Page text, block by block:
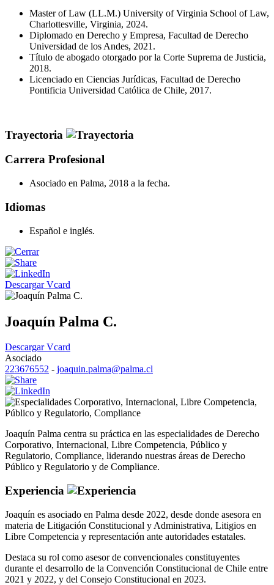
Master of Law (LL.M.) University of Virginia School of Law,
Charlottesville, Virginia, 2024.
Diplomado en Derecho y Empresa, Facultad de Derecho
Universidad de los Andes, 2021.
Título de abogado otorgado por la Corte Suprema de Justicia,
2018.
Licenciado en Ciencias Jurídicas, Facultad de Derecho
Pontificia Universidad Católica de Chile, 2017.
Trayectoria
Carrera Profesional
Asociado en Palma, 2018 a la fecha.
Idiomas
Español e inglés.
Descargar Vcard
Joaquín Palma C.
Descargar Vcard
Asociado
223676552 - joaquin.palma@palma.cl
Corporativo, Internacional, Libre Competencia,
Público y Regulatorio, Compliance
Joaquín Palma centra su práctica en las especialidades de Derecho
Corporativo, Internacional, Libre Competencia, Público y
Regulatorio, Compliance, liderando nuestras áreas de Derecho
Público y Regulatorio y de Compliance.
Experiencia
Joaquín es asociado en Palma desde 2022, desde donde asesora en
materia de Litigación Constitucional y Administrativa, Litigios en
Libre Competencia y representación ante autoridades estatales.
Destaca su rol como asesor de convencionales constituyentes
durante el desarrollo de la Convención Constitucional de Chile entre
2021 y 2022, y del Consejo Constitucional en 2023.